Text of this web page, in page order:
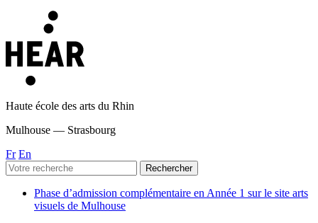
Haute école des arts du Rhin
Mulhouse — Strasbourg
Fr En
Phase d’admission complémentaire en Année 1 sur le site arts
visuels de Mulhouse